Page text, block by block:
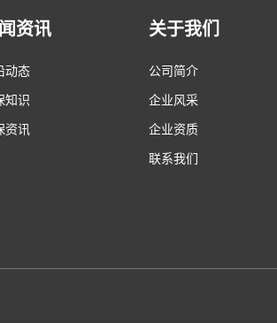
资讯
动态
知识
资讯
关于我们
公司简介
企业风采
企业资质
联系我们